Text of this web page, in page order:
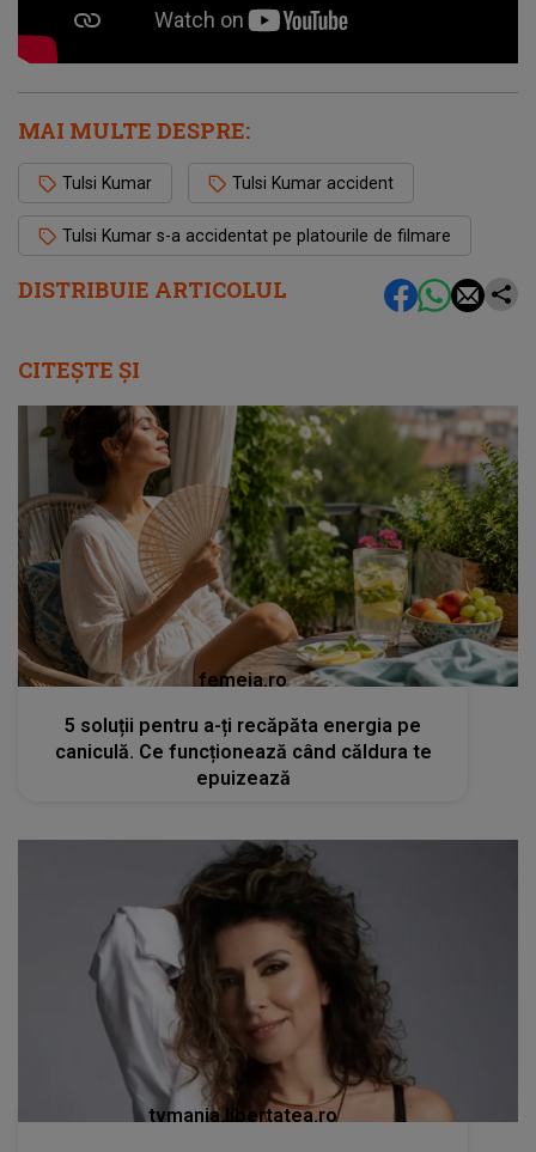
DISTRIBUIE ARTICOLUL
MAI MULTE DESPRE:
Tulsi Kumar Tulsi Kumar accident
Tulsi Kumar s-a accidentat pe platourile de filmare
CITEȘTE ȘI
femeia.ro
5 soluții pentru a-ți recăpăta energia pe
caniculă. Ce funcționează când căldura te
epuizează
tvmania.libertatea.ro